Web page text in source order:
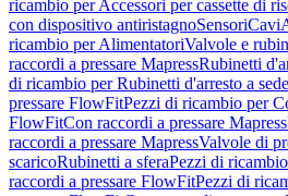
ricambio per Accessori per cassette di
con dispositivo antiristagnoSensoriCavi
ricambio per AlimentatoriValvole e
raccordi a pressare MapressRubinetti
di ricambio per Rubinetti d'arresto a
pressare FlowFitPezzi di ricambio per
FlowFitCon raccordi a pressare Mapress
raccordi a pressare MapressValvole di
scaricoRubinetti a sferaPezzi di
raccordi a pressare FlowFitPezzi di